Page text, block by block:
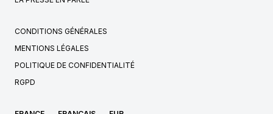
CONDITIONS GÉNÉRALES
MENTIONS LÉGALES
POLITIQUE DE CONFIDENTIALITÉ
RGPD